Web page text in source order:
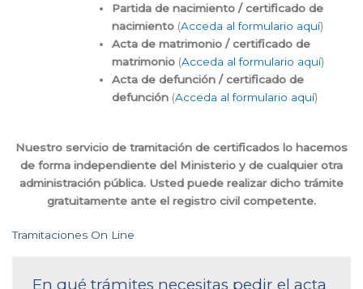
Partida de nacimiento / certificado de
nacimiento (Acceda al formulario aquí)
Acta de matrimonio / certificado de
matrimonio (Acceda al formulario aquí)
Acta de defunción / certificado de
defunción (Acceda al formulario aquí)
Nuestro servicio de tramitación de certificados lo hacemos
de forma independiente del Ministerio y de cualquier otra
administración pública. Usted puede realizar dicho trámite
gratuitamente ante el registro civil competente.
Tramitaciones On Line
En qué trámites necesitas pedir el acta